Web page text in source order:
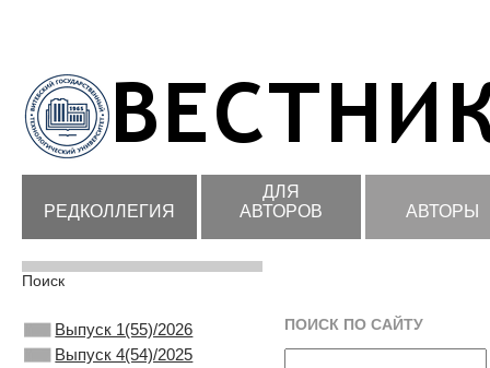
РЕДКОЛЛЕГИЯ
ДЛЯ
АВТОРОВ
АВТОРЫ
Поиск
Выпуск 1(55)/2026
Выпуск 4(54)/2025
ПОИСК ПО САЙТУ